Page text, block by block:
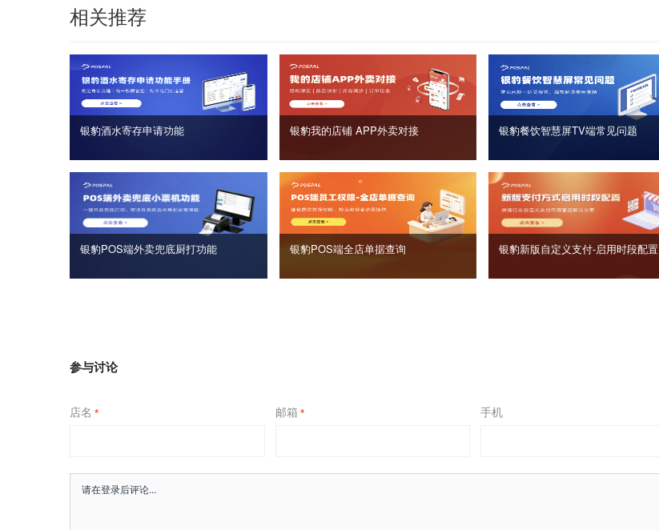
相关推荐
银豹酒水寄存申请功能 银豹我的店铺 APP外卖对接 银豹餐饮智慧屏TV端常见问题
银豹POS端外卖兜底厨打功能 银豹POS端全店单据查询 银豹新版自定义支付‑启用时段配置
参与讨论
店名 * 邮箱 * 手机